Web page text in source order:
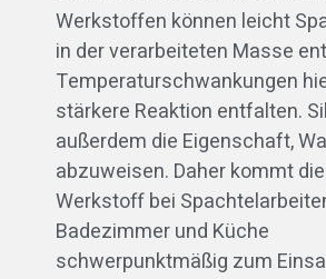
Werkstoffen können leicht
in der verarbeiteten Masse
Temperaturschwankungen
stärkere Reaktion entfalten.
außerdem die Eigenschaft,
abzuweisen. Daher kommt
Werkstoff bei
Badezimmer und Küche
schwerpunktmäßig zum